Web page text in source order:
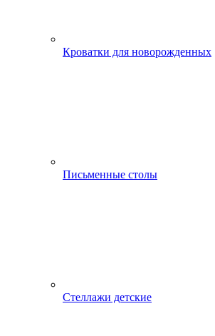
Кроватки для новорожденных
Письменные столы
Стеллажи детские